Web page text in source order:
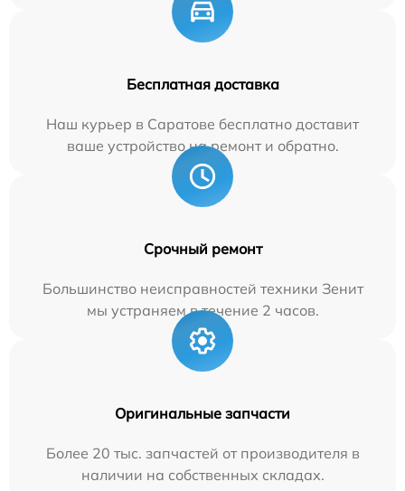
Бесплатная доставка
Наш курьер в Саратове бесплатно доставит
ваше устройство на ремонт и обратно.
Срочный ремонт
Большинство неисправностей техники Зенит
мы устраняем в течение 2 часов.
Оригинальные запчасти
Более 20 тыс. запчастей от производителя в
наличии на собственных складах.